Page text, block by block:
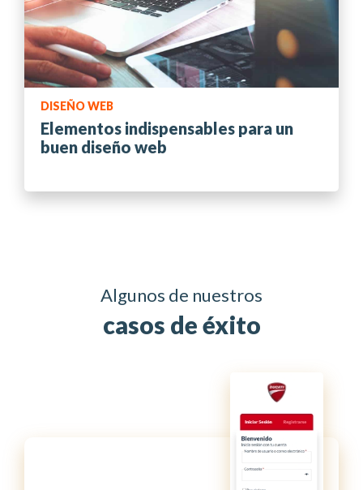
DISEÑO WEB
Elementos indispensables para un
buen diseño web
Algunos de nuestros
casos de éxito